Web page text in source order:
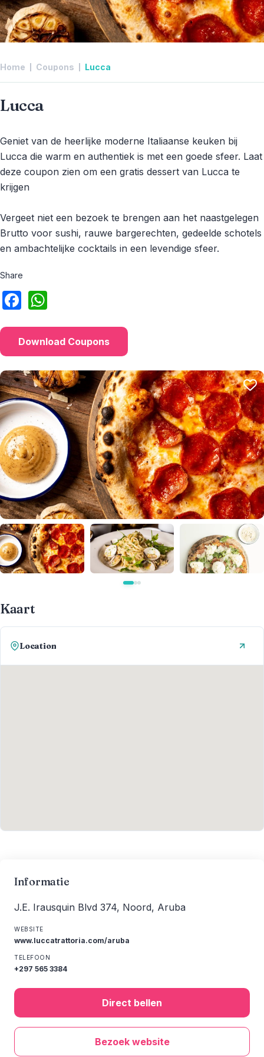
Home Coupons Lucca
Lucca
Geniet van de heerlijke moderne Italiaanse keuken bij
Lucca die warm en authentiek is met een goede sfeer. Laat
deze coupon zien om een gratis dessert van Lucca te
krijgen
Vergeet niet een bezoek te brengen aan het naastgelegen
Brutto voor sushi, rauwe bargerechten, gedeelde schotels
en ambachtelijke cocktails in een levendige sfeer.
Share
Download Coupons
Kaart
Location
Informatie
J.E. Irausquin Blvd 374, Noord, Aruba
WEBSITE
www.luccatrattoria.com/aruba
TELEFOON
+297 565 3384
Direct bellen
Bezoek website